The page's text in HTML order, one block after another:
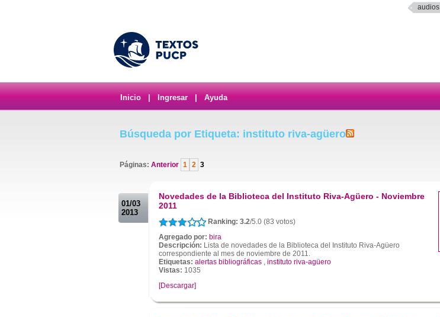
audios
Inicio Ingresar Ayuda
Búsqueda por Etiqueta: instituto riva-agüero
Páginas: Anterior 1 2 3
01/03
2013
Novedades de la Biblioteca del Instituto Riva-Agüero - Noviembre
2011
Ranking: 3.2/5.0 (83 votos)
Agregado por: bira
Descripción: Lista de novedades de la Biblioteca del Instituto Riva-Agüero
correspondiente al mes de noviembre de 2011.
Etiquetas: alertas bibliográficas , instituto riva-agüero
Vistas: 1035
[Descargar]